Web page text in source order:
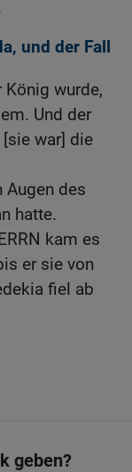
und der Fall
König wurde,
Und der
war] die
Augen des
hatte.
kam es
er sie von
fiel ab
geben?